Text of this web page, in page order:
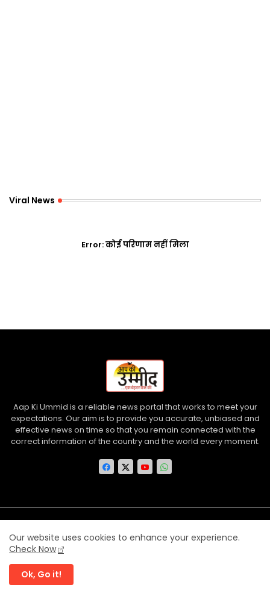
Viral News
Error:कोई परिणाम नहीं मिला
Aap Ki Ummid is a reliable news portal that works to meet your
expectations. Our aim is to provide you accurate, unbiased and
effective news on time so that you remain connected with the
correct information of the country and the world every moment.
©
Disclaimer
Terms and Conditions
Our website uses cookies to enhance your experience.
Check Now
Ok, Go it!